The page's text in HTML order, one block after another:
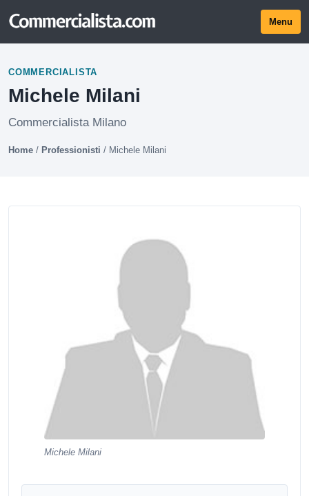
Menu
COMMERCIALISTA
Michele Milani
Commercialista Milano
Home / Professionisti / Michele Milani
Michele Milani